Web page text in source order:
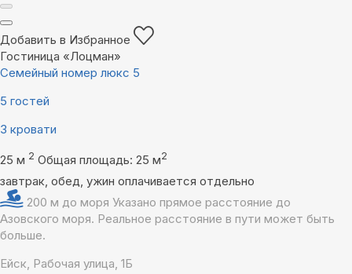
Добавить в Избранное
Гостиница «Лоцман»
Семейный номер люкс 5
5 гостей
3 кровати
25 м 2 Общая площадь: 25 м2
завтрак, обед, ужин оплачивается отдельно
200 м до моря Указано прямое расстояние до
Азовского моря. Реальное расстояние в пути может быть
больше.
Ейск, Рабочая улица, 1Б